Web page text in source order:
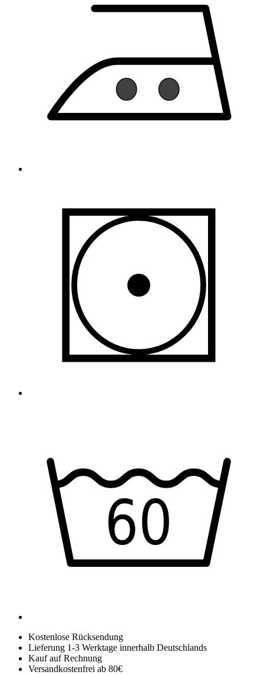
Kostenlose Rücksendung
Lieferung 1-3 Werktage innerhalb Deutschlands
Kauf auf Rechnung
Versandkostenfrei ab 80€